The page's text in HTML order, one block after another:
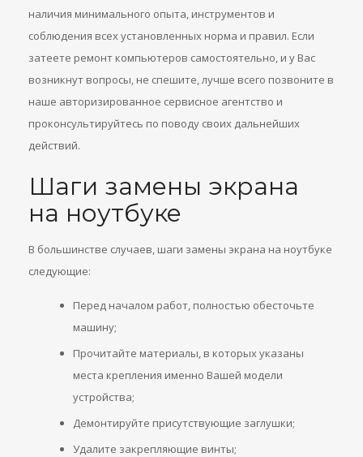
наличия минимального опыта, инструментов и
соблюдения всех установленных норма и правил. Если
затеете ремонт компьютеров самостоятельно, и у Вас
возникнут вопросы, не спешите, лучше всего позвоните в
наше авторизированное сервисное агентство и
проконсультируйтесь по поводу своих дальнейших
действий.
Шаги замены экрана
на ноутбуке
В большинстве случаев, шаги замены экрана на ноутбуке
следующие:
Перед началом работ, полностью обесточьте
машину;
Прочитайте материалы, в которых указаны
места крепления именно Вашей модели
устройства;
Демонтируйте присутствующие заглушки;
Удалите закрепляющие винты;